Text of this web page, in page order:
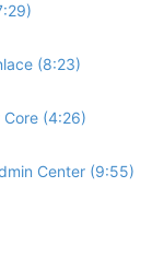
(8:23)
(4:26)
Center (9:55)